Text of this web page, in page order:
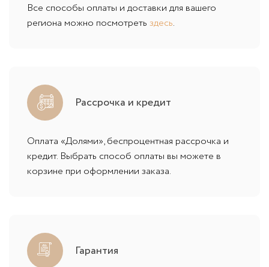
Все способы оплаты и доставки для вашего
региона можно посмотреть здесь.
Рассрочка и кредит
Оплата «Долями», беспроцентная рассрочка и
кредит. Выбрать способ оплаты вы можете в
корзине при оформлении заказа.
Гарантия